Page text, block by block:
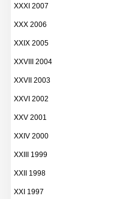
XXXI 2007
XXX 2006
XXIX 2005
XXVIII 2004
XXVII 2003
XXVI 2002
XXV 2001
XXIV 2000
XXIII 1999
XXII 1998
XXI 1997